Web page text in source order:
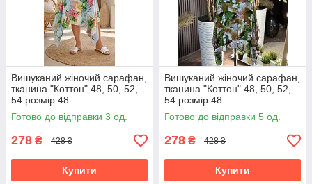
Вишуканий жіночий сарафан,
тканина "Коттон" 48, 50, 52,
54 розмір 48
Готово до відправки 3 од.
278 ₴ 428 ₴
Купити
Вишуканий жіночий сарафан,
тканина "Коттон" 48, 50, 52,
54 розмір 48
Готово до відправки 5 од.
278 ₴ 428 ₴
Купити